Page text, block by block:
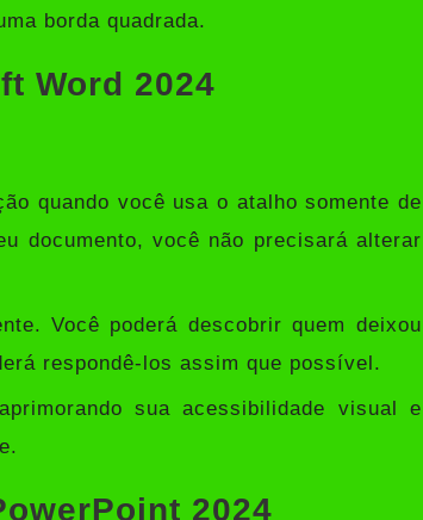
borda quadrada.
Word 2024
quando você usa o atalho somente de
documento, você não precisará alterar
Você poderá descobrir quem deixou
respondê-los assim que possível.
sua acessibilidade visual e
2024